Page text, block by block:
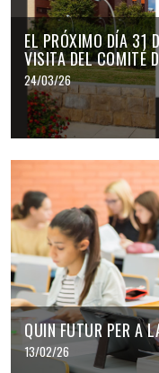
EL PRÓXIMO DÍA 31
VISITA DEL COMITÉ
24/03/26
QUIN FUTUR PER A
13/02/26